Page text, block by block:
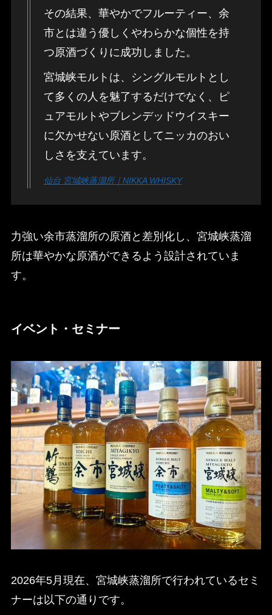
その結果、華やかでフルーティー、余
市とは違う優しくやわらかな個性を持
つ原酒づくりに成功しました。
宮城峡モルトは、シングルモルトとし
て多くの人を魅了するだけでなく、ピ
ュアモルトやブレンデッドウイスキー
に欠かせない原酒としてニッカのおい
しさを支えています。
仙台 宮城峡蒸溜所｜NIKKA WHISKY
力強い余市蒸溜所の原酒と差別化し、宮城峡蒸溜
所は華やかな原酒ができるよう設計されていま
す。
イベント・セミナー
2026年5月現在、宮城峡蒸溜所で行われているセミ
ナーは以下の通りです。